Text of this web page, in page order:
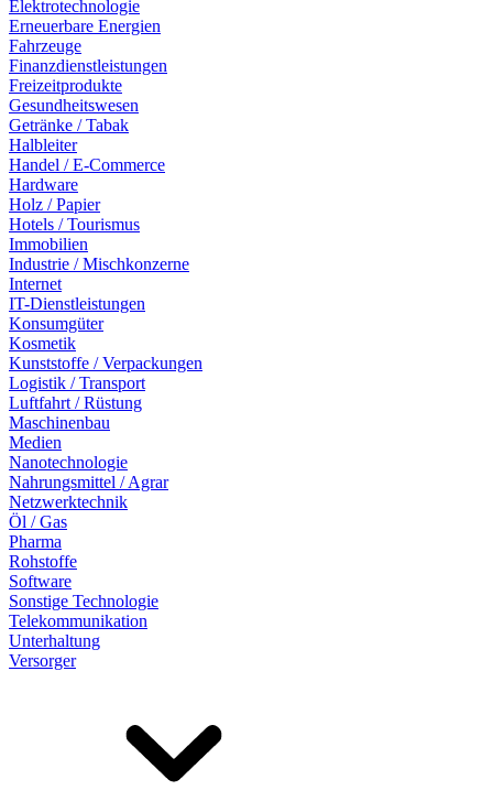
Elektrotechnologie
Erneuerbare Energien
Fahrzeuge
Finanzdienstleistungen
Freizeitprodukte
Gesundheitswesen
Getränke / Tabak
Halbleiter
Handel / E-Commerce
Hardware
Holz / Papier
Hotels / Tourismus
Immobilien
Industrie / Mischkonzerne
Internet
IT-Dienstleistungen
Konsumgüter
Kosmetik
Kunststoffe / Verpackungen
Logistik / Transport
Luftfahrt / Rüstung
Maschinenbau
Medien
Nanotechnologie
Nahrungsmittel / Agrar
Netzwerktechnik
Öl / Gas
Pharma
Rohstoffe
Software
Sonstige Technologie
Telekommunikation
Unterhaltung
Versorger